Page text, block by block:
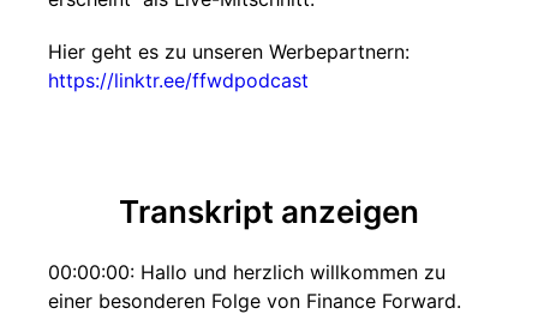
Hier geht es zu unseren Werbepartnern:
https://linktr.ee/ffwdpodcast
Transkript anzeigen
00:00:00: Hallo und herzlich willkommen zu
einer besonderen Folge von Finance Forward.